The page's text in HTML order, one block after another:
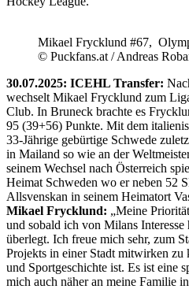
Mikael Frycklund #67,
© Puckfans.at / Andreas
30.07.2025: ICEHL Transfer:
wechselt Mikael Frycklund zum
Club. In Bruneck brachte es
95 (39+56) Punkte. Mit dem
33-Jährige gebürtige Schwede
in Mailand so wie an der
seinem Wechsel nach Österreich
Heimat Schweden wo er neben 52
Allsvenskan in seinem Heimatort
Mikael Frycklund: „Meine
und sobald ich von Milans
überlegt. Ich freue mich sehr, zum
Projekts in einer Stadt mitwirken zu
und Sportgeschichte ist. Es ist eine
mich auch näher an meine Familie